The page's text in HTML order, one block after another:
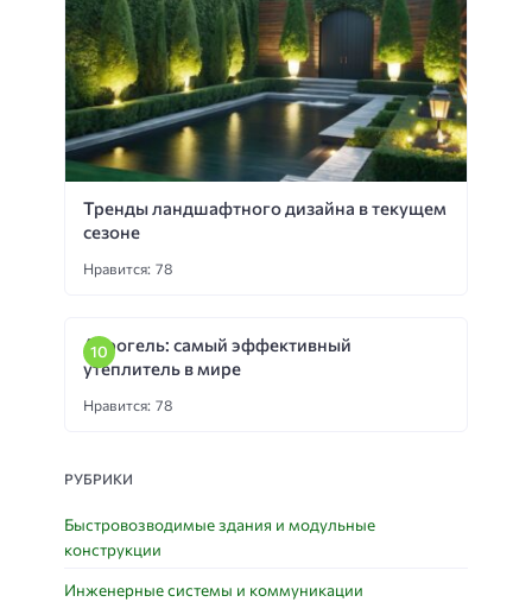
Тренды ландшафтного дизайна в текущем
сезоне
Нравится: 78
Аэрогель: самый эффективный
утеплитель в мире
Нравится: 78
РУБРИКИ
Быстровозводимые здания и модульные
конструкции
Инженерные системы и коммуникации